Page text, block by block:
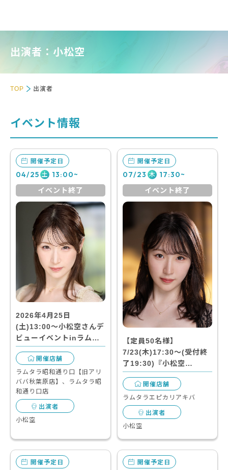
出演者：小松空
TOP 出演者
イベント情報
開催予定日
04/25 土 13:00~
イベント終了
2026年4月25日
(土)13:00～小松空さんデ
ビューイベントinラム…
開催店舗
ラムタラ昭和通り口【旧アリ
ババ秋葉原店】、ラムタラ昭
和通り口店
出演者
小松空
開催予定日
07/23 木 17:30~
イベント終了
【定員50名様】
7/23(木)17:30～(受付終
了19:30)『小松空…
開催店舗
ラムタラエピカリアキバ
出演者
小松空
開催予定日 開催予定日